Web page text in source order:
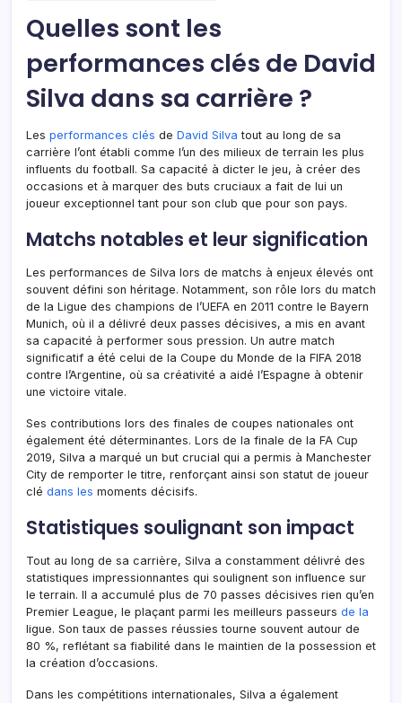
Quelles sont les
performances clés de David
Silva dans sa carrière ?
Les performances clés de David Silva tout au long de sa
carrière l’ont établi comme l’un des milieux de terrain les plus
influents du football. Sa capacité à dicter le jeu, à créer des
occasions et à marquer des buts cruciaux a fait de lui un
joueur exceptionnel tant pour son club que pour son pays.
Matchs notables et leur signification
Les performances de Silva lors de matchs à enjeux élevés ont
souvent défini son héritage. Notamment, son rôle lors du match
de la Ligue des champions de l’UEFA en 2011 contre le Bayern
Munich, où il a délivré deux passes décisives, a mis en avant
sa capacité à performer sous pression. Un autre match
significatif a été celui de la Coupe du Monde de la FIFA 2018
contre l’Argentine, où sa créativité a aidé l’Espagne à obtenir
une victoire vitale.
Ses contributions lors des finales de coupes nationales ont
également été déterminantes. Lors de la finale de la FA Cup
2019, Silva a marqué un but crucial qui a permis à Manchester
City de remporter le titre, renforçant ainsi son statut de joueur
clé dans les moments décisifs.
Statistiques soulignant son impact
Tout au long de sa carrière, Silva a constamment délivré des
statistiques impressionnantes qui soulignent son influence sur
le terrain. Il a accumulé plus de 70 passes décisives rien qu’en
Premier League, le plaçant parmi les meilleurs passeurs de la
ligue. Son taux de passes réussies tourne souvent autour de
80 %, reflétant sa fiabilité dans le maintien de la possession et
la création d’occasions.
Dans les compétitions internationales, Silva a également